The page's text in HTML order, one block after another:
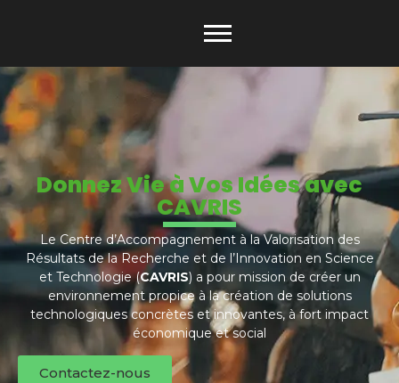
Donnez Vie à Vos Idées avec
CAVRIS
Le Centre d’Accompagnement à la Valorisation des
Résultats de la Recherche et de l’Innovation en Science
et Technologie (CAVRIS) a pour mission de créer un
environnement propice à la création de solutions
technologiques concrètes et innovantes, à fort impact
économique et social
Contactez-nous